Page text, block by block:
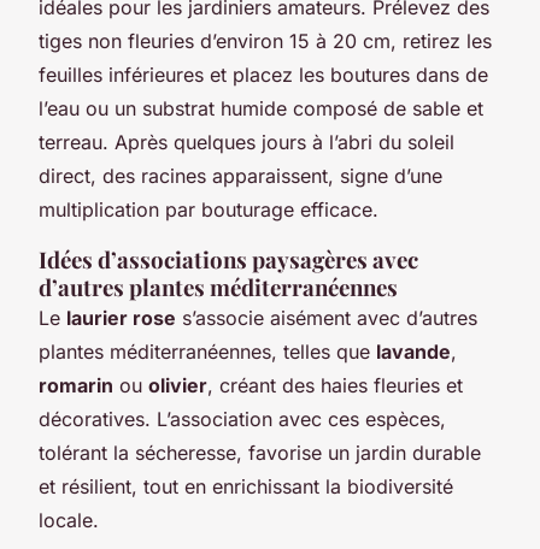
idéales pour les jardiniers amateurs. Prélevez des
tiges non fleuries d’environ 15 à 20 cm, retirez les
feuilles inférieures et placez les boutures dans de
l’eau ou un substrat humide composé de sable et
terreau. Après quelques jours à l’abri du soleil
direct, des racines apparaissent, signe d’une
multiplication par bouturage efficace.
Idées d’associations paysagères avec
d’autres plantes méditerranéennes
Le laurier rose s’associe aisément avec d’autres
plantes méditerranéennes, telles que lavande,
romarin ou olivier, créant des haies fleuries et
décoratives. L’association avec ces espèces,
tolérant la sécheresse, favorise un jardin durable
et résilient, tout en enrichissant la biodiversité
locale.